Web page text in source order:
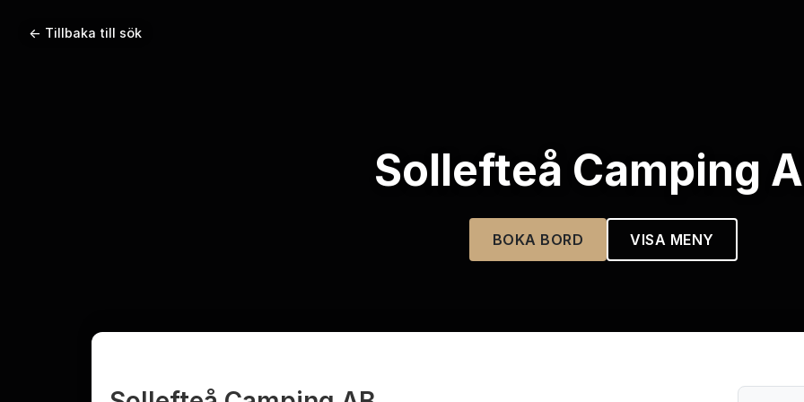
← Tillbaka till sök
Sollefteå Camping
BOKA BORD VISA MENY